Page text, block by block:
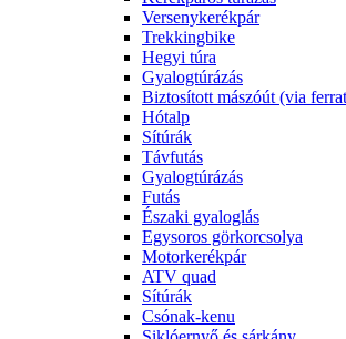
Versenykerékpár
Trekkingbike
Hegyi túra
Gyalogtúrázás
Biztosított mászóút (via
Hótalp
Sítúrák
Távfutás
Gyalogtúrázás
Futás
Északi gyaloglás
Egysoros görkorcsolya
Motorkerékpár
ATV quad
Sítúrák
Csónak-kenu